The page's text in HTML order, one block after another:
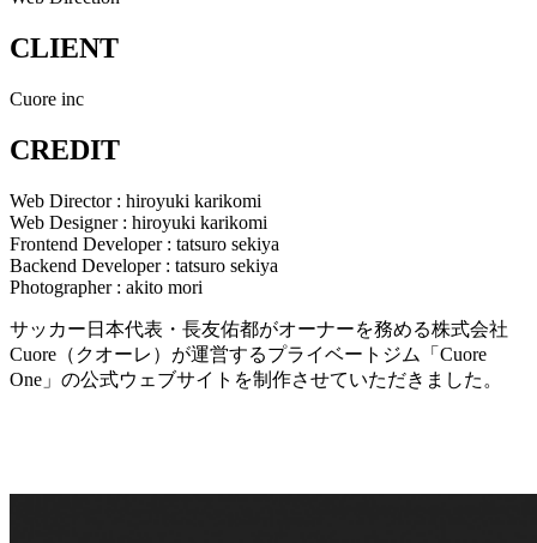
CLIENT
Cuore inc
CREDIT
Web Director : hiroyuki karikomi
Web Designer : hiroyuki karikomi
Frontend Developer : tatsuro sekiya
Backend Developer : tatsuro sekiya
Photographer : akito mori
サッカー日本代表・長友佑都がオーナーを務める株式会社
Cuore（クオーレ）が運営するプライベートジム「Cuore
One」の公式ウェブサイトを制作させていただきました。